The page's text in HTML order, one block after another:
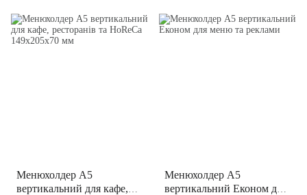
Менюхолдер А5
вертикальний для кафе,
Менюхолдер А5
вертикальний Економ для